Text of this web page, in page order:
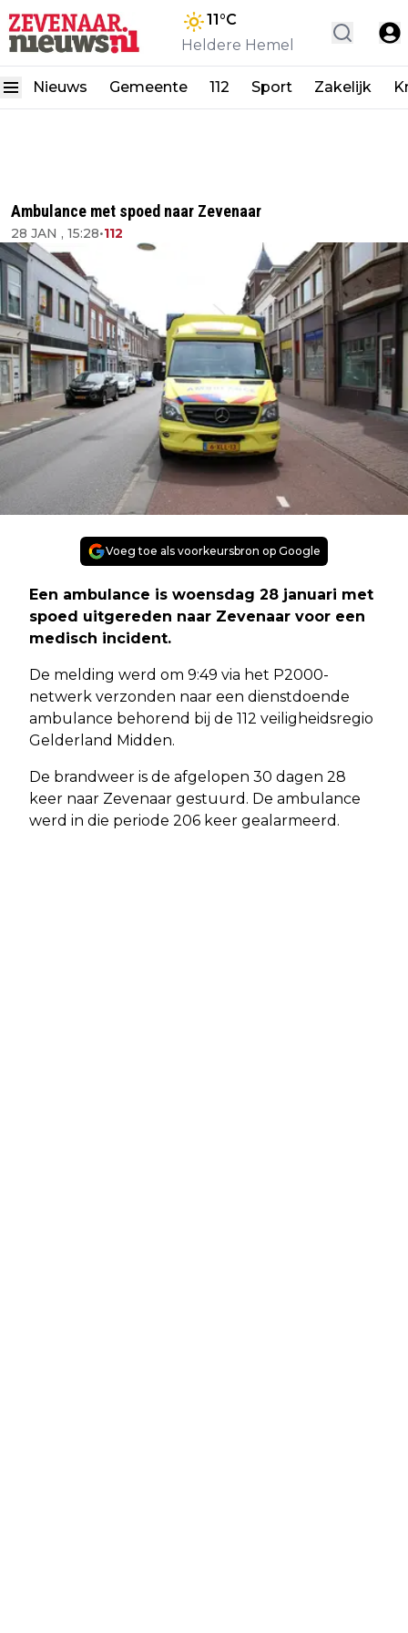
11°C
Heldere Hemel
Nieuws Gemeente 112 Sport Zakelijk
Ambulance met spoed naar Zevenaar
28 JAN , 15:28•112
Voeg toe als voorkeursbron op Google
Een ambulance is woensdag 28 januari met
spoed uitgereden naar Zevenaar voor een
medisch incident.
De melding werd om 9:49 via het P2000-
netwerk verzonden naar een dienstdoende
ambulance behorend bij de 112 veiligheidsregio
Gelderland Midden.
De brandweer is de afgelopen 30 dagen 28
keer naar Zevenaar gestuurd. De ambulance
werd in die periode 206 keer gealarmeerd.